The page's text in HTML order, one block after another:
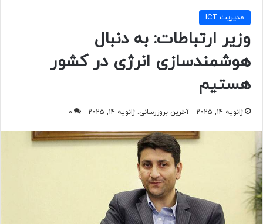
مديريت ICT
وزیر ارتباطات: به دنبال
هوشمندسازی انرژی در کشور
هستیم
ژانویه 14, 2025 آخرین بروزرسانی: ژانویه 14, 2025 0